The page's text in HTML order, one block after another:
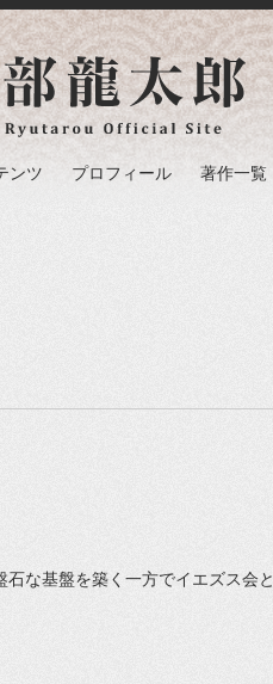
ンツ プロフィール 著作一覧
な基盤を築く一方でイエズス会